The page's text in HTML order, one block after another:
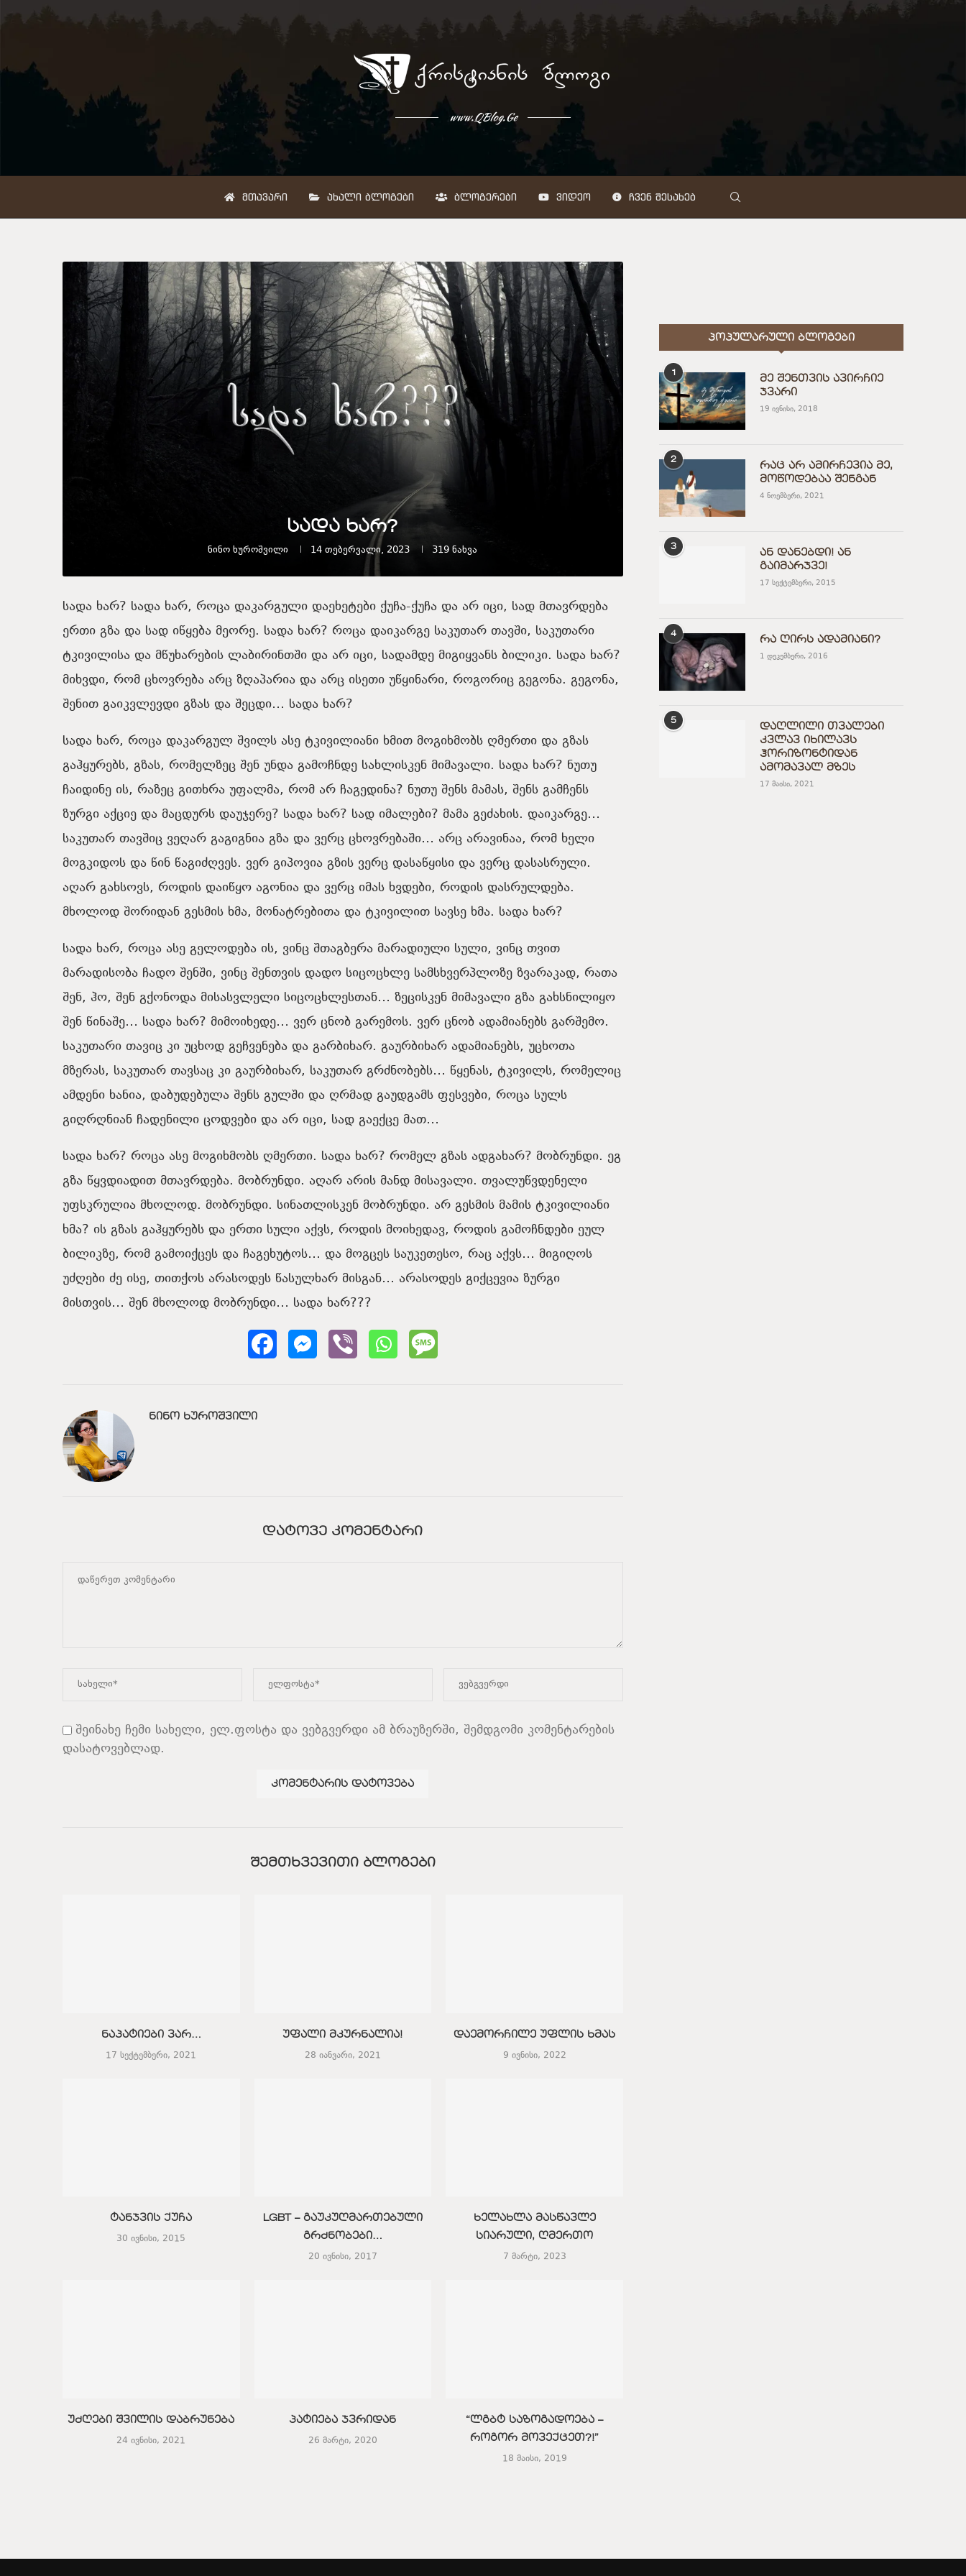
www.QBlog.Ge
ᲛᲗᲐᲕᲐᲠᲘ ᲐᲮᲐᲚᲘ ᲑᲚᲝᲒᲔᲑᲘ ᲑᲚᲝᲒᲔᲠᲔᲑᲘ ᲕᲘᲓᲔᲝ ᲩᲕᲔᲜ ᲨᲔᲡᲐᲮᲔᲑ
სადა ხარ?
Ნინო Ხუროშვილი 14 თებერვალი, 2023 319 ნახვა
სადა ხარ? სადა ხარ, როცა დაკარგული დაეხეტები ქუჩა-ქუჩა და არ იცი, სად მთავრდება
ერთი გზა და სად იწყება მეორე. სადა ხარ? როცა დაიკარგე საკუთარ თავში, საკუთარი
ტკივილისა და მწუხარების ლაბირინთში და არ იცი, სადამდე მიგიყვანს ბილიკი. სადა ხარ?
მიხვდი, რომ ცხოვრება არც ზღაპარია და არც ისეთი უწყინარი, როგორიც გეგონა. გეგონა,
შენით გაიკვლევდი გზას და შეცდი… სადა ხარ?
სადა ხარ, როცა დაკარგულ შვილს ასე ტკივილიანი ხმით მოგიხმობს ღმერთი და გზას
გაჰყურებს, გზას, რომელზეც შენ უნდა გამოჩნდე სახლისკენ მიმავალი. სადა ხარ? ნუთუ
ჩაიდინე ის, რაზეც გითხრა უფალმა, რომ არ ჩაგედინა? ნუთუ შენს მამას, შენს გამჩენს
ზურგი აქციე და მაცდურს დაუჯერე? სადა ხარ? სად იმალები? მამა გეძახის. დაიკარგე…
საკუთარ თავშიც ვეღარ გაგიგნია გზა და ვერც ცხოვრებაში… არც არავინაა, რომ ხელი
მოგკიდოს და წინ წაგიძღვეს. ვერ გიპოვია გზის ვერც დასაწყისი და ვერც დასასრული.
აღარ გახსოვს, როდის დაიწყო აგონია და ვერც იმას ხვდები, როდის დასრულდება.
მხოლოდ შორიდან გესმის ხმა, მონატრებითა და ტკივილით სავსე ხმა. სადა ხარ?
სადა ხარ, როცა ასე გელოდება ის, ვინც შთაგბერა მარადიული სული, ვინც თვით
მარადისობა ჩადო შენში, ვინც შენთვის დადო სიცოცხლე სამსხვერპლოზე ზვარაკად, რათა
შენ, ჰო, შენ გქონოდა მისასვლელი სიცოცხლესთან… ზეცისკენ მიმავალი გზა გახსნილიყო
შენ წინაშე… სადა ხარ? მიმოიხედე… ვერ ცნობ გარემოს. ვერ ცნობ ადამიანებს გარშემო.
საკუთარი თავიც კი უცხოდ გეჩვენება და გარბიხარ. გაურბიხარ ადამიანებს, უცხოთა
მზერას, საკუთარ თავსაც კი გაურბიხარ, საკუთარ გრძნობებს… წყენას, ტკივილს, რომელიც
ამდენი ხანია, დაბუდებულა შენს გულში და ღრმად გაუდგამს ფესვები, როცა სულს
გიღრღნიან ჩადენილი ცოდვები და არ იცი, სად გაექცე მათ…
სადა ხარ? როცა ასე მოგიხმობს ღმერთი. სადა ხარ? რომელ გზას ადგახარ? მობრუნდი. ეგ
გზა წყვდიადით მთავრდება. მობრუნდი. აღარ არის მანდ მისავალი. თვალუწვდენელი
უფსკრულია მხოლოდ. მობრუნდი. სინათლისკენ მობრუნდი. არ გესმის მამის ტკივილიანი
ხმა? ის გზას გაჰყურებს და ერთი სული აქვს, როდის მოიხედავ, როდის გამოჩნდები ეულ
ბილიკზე, რომ გამოიქცეს და ჩაგეხუტოს… და მოგცეს საუკეთესო, რაც აქვს… მიგიღოს
უძღები ძე ისე, თითქოს არასოდეს წასულხარ მისგან… არასოდეს გიქცევია ზურგი
მისთვის… შენ მხოლოდ მობრუნდი… სადა ხარ???
ᲜᲘᲜᲝ ᲮᲣᲠᲝᲨᲕᲘᲚᲘ
ᲓᲐᲢᲝᲕᲔ ᲙᲝᲛᲔᲜᲢᲐᲠᲘ
შეინახე ჩემი სახელი, ელ.ფოსტა და ვებგვერდი ამ ბრაუზერში, შემდგომი კომენტარების
დასატოვებლად.
ᲨᲔᲛᲗᲮᲕᲔᲕᲘᲗᲘ ᲑᲚᲝᲒᲔᲑᲘ
ნაპატიები ვარ…
17 სექტემბერი, 2021
უფალი მკურნალია!
28 იანვარი, 2021
დაემორჩილე უფლის ხმას
9 ივნისი, 2022
ტანჯვის ქუჩა
30 ივნისი, 2015
LGBT – გაუკუღმართებული
გრძნობები…
20 ივნისი, 2017
ხელახლა მასწავლე
სიარული, ღმერთო
7 მარტი, 2023
უძღები შვილის დაბრუნება
24 ივნისი, 2021
პატიება ჯვრიდან
26 მარტი, 2020
“ლგბტ საზოგადოება –
როგორ მოვექცეთ?!”
18 მაისი, 2019
ᲞᲝᲞᲣᲚᲐᲠᲣᲚᲘ ᲑᲚᲝᲒᲔᲑᲘ
1
მე შენთვის ავირჩიე
ჯვარი
19 ივნისი, 2018
2
რაც არ ამირჩევია მე,
მოწოდებაა შენგან
4 ნოემბერი, 2021
3
ან დანებდი! ან
გაიმარჯვე!
17 სექტემბერი, 2015
4
რა ღირს ადამიანი?
1 დეკემბერი, 2016
5
დაღლილი თვალები
კვლავ იხილავს
ჰორიზონტიდან
ამომავალ მზეს
17 მაისი, 2021